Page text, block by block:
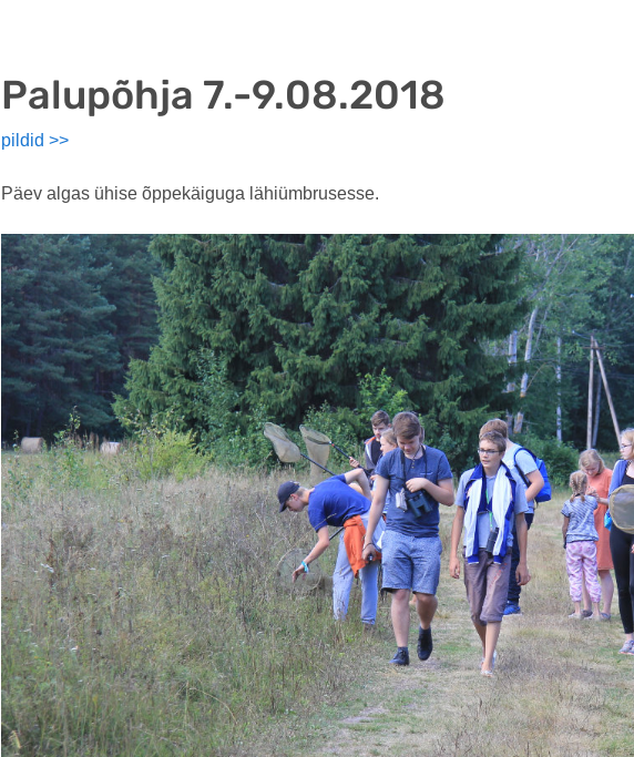
Palupõhja 7.-9.08.2018
pildid >>
Päev algas ühise õppekäiguga lähiümbrusesse.